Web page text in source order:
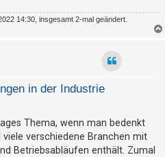
14:30, insgesamt 2-mal geändert.
in der Industrie
Thema, wenn man bedenkt
verschiedene Branchen mit
Betriebsabläufen enthält. Zumal